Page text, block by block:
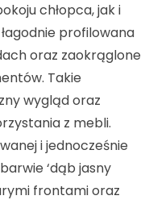
chłopca, jak i
profilowana
oraz zaokrąglone
Takie
wygląd oraz
z mebli.
i jednocześnie
‘dąb jasny
frontami oraz